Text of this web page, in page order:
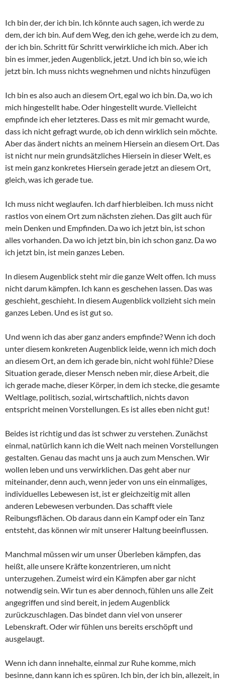
Ich bin der, der ich bin. Ich könnte auch sagen, ich werde zu
dem, der ich bin. Auf dem Weg, den ich gehe, werde ich zu dem,
der ich bin. Schritt für Schritt verwirkliche ich mich. Aber ich
bin es immer, jeden Augenblick, jetzt. Und ich bin so, wie ich
jetzt bin. Ich muss nichts wegnehmen und nichts hinzufügen
Ich bin es also auch an diesem Ort, egal wo ich bin. Da, wo ich
mich hingestellt habe. Oder hingestellt wurde. Vielleicht
empfinde ich eher letzteres. Dass es mit mir gemacht wurde,
dass ich nicht gefragt wurde, ob ich denn wirklich sein möchte.
Aber das ändert nichts an meinem Hiersein an diesem Ort. Das
ist nicht nur mein grundsätzliches Hiersein in dieser Welt, es
ist mein ganz konkretes Hiersein gerade jetzt an diesem Ort,
gleich, was ich gerade tue.
Ich muss nicht weglaufen. Ich darf hierbleiben. Ich muss nicht
rastlos von einem Ort zum nächsten ziehen. Das gilt auch für
mein Denken und Empfinden. Da wo ich jetzt bin, ist schon
alles vorhanden. Da wo ich jetzt bin, bin ich schon ganz. Da wo
ich jetzt bin, ist mein ganzes Leben.
In diesem Augenblick steht mir die ganze Welt offen. Ich muss
nicht darum kämpfen. Ich kann es geschehen lassen. Das was
geschieht, geschieht. In diesem Augenblick vollzieht sich mein
ganzes Leben. Und es ist gut so.
Und wenn ich das aber ganz anders empfinde? Wenn ich doch
unter diesem konkreten Augenblick leide, wenn ich mich doch
an diesem Ort, an dem ich gerade bin, nicht wohl fühle? Diese
Situation gerade, dieser Mensch neben mir, diese Arbeit, die
ich gerade mache, dieser Körper, in dem ich stecke, die gesamte
Weltlage, politisch, sozial, wirtschaftlich, nichts davon
entspricht meinen Vorstellungen. Es ist alles eben nicht gut!
Beides ist richtig und das ist schwer zu verstehen. Zunächst
einmal, natürlich kann ich die Welt nach meinen Vorstellungen
gestalten. Genau das macht uns ja auch zum Menschen. Wir
wollen leben und uns verwirklichen. Das geht aber nur
miteinander, denn auch, wenn jeder von uns ein einmaliges,
individuelles Lebewesen ist, ist er gleichzeitig mit allen
anderen Lebewesen verbunden. Das schafft viele
Reibungsflächen. Ob daraus dann ein Kampf oder ein Tanz
entsteht, das können wir mit unserer Haltung beeinflussen.
Manchmal müssen wir um unser Überleben kämpfen, das
heißt, alle unsere Kräfte konzentrieren, um nicht
unterzugehen. Zumeist wird ein Kämpfen aber gar nicht
notwendig sein. Wir tun es aber dennoch, fühlen uns alle Zeit
angegriffen und sind bereit, in jedem Augenblick
zurückzuschlagen. Das bindet dann viel von unserer
Lebenskraft. Oder wir fühlen uns bereits erschöpft und
ausgelaugt.
Wenn ich dann innehalte, einmal zur Ruhe komme, mich
besinne, dann kann ich es spüren. Ich bin, der ich bin, allezeit, in